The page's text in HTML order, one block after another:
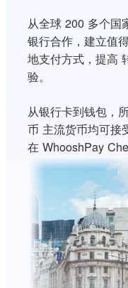
从全球 200 多个国
银行合作，建立值
地支付方式，提高
验。
从银行卡到钱包，
币 主流货币均可接
在 WhooshPay